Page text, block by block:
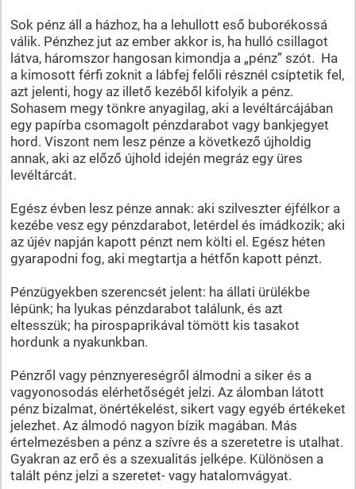
Sok pénz áll a házhoz, ha a lehullott eső buborékossá
válik. Pénzhez jut az ember akkor is, ha hulló csillagot
látva, háromszor hangosan kimondja a „pénz” szót. Ha
a kimosott férfi zoknit a lábfej felőli résznél csíptetik fel,
azt jelenti, hogy az illető kezéből kifolyik a pénz.
Sohasem megy tönkre anyagilag, aki a levéltárcájában
egy papírba csomagolt pénzdarabot vagy bankjegyet
hord. Viszont nem lesz pénze a következő újholdig
annak, aki az előző újhold idején megráz egy üres
levéltárcát.
Egész évben lesz pénze annak: aki szilveszter éjfélkor a
kezébe vesz egy pénzdarabot, letérdel és imádkozik; aki
az újév napján kapott pénzt nem költi el. Egész héten
gyarapodni fog, aki megtartja a hétfőn kapott pénzt.
Pénzügyekben szerencsét jelent: ha állati ürülékbe
lépünk; ha lyukas pénzdarabot találunk, és azt
eltesszük; ha pirospaprikával tömött kis tasakot
hordunk a nyakunkban.
Pénzről vagy pénznyereségről álmodni a siker és a
vagyonosodás elérhetőségét jelzi. Az álomban látott
pénz bizalmat, önértékelést, sikert vagy egyéb értékeket
jelezhet. Az álmodó nagyon bízik magában. Más
értelmezésben a pénz a szívre és a szeretetre is utalhat.
Gyakran az erő és a szexualitás jelképe. Különösen a
talált pénz jelzi a szeretet- vagy hatalomvágyat.